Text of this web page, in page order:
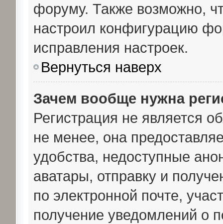
форуму. Также возможно,
настроил конфигурацию
исправления настроек.
Вернуться наверх
Зачем вообще нужна
Регистрация не является
не менее, она
удобства, недоступные
аватары, отправку и
по электронной почте,
получение уведомлений о